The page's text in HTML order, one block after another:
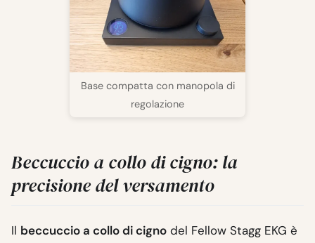
Base compatta con manopola di
regolazione
Beccuccio a collo di cigno: la
precisione del versamento
Il beccuccio a collo di cigno del Fellow Stagg EKG è